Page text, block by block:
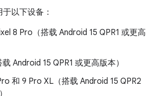
以下设备：
8 Pro（搭载 Android 15 QPR1 或更高
Android 15 QPR1 或更高版本）
和 9 Pro XL（搭载 Android 15 QPR2